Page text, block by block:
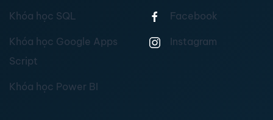
Khóa học SQL
Khóa học Google Apps
Script
Khóa học Power BI
Facebook
Instagram